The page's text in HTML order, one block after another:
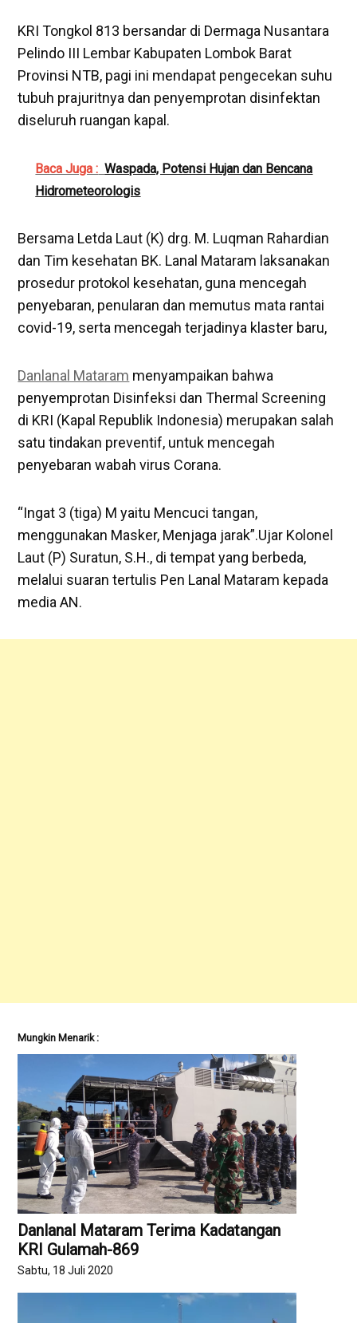
KRI Tongkol 813 bersandar di Dermaga Nusantara
Pelindo III Lembar Kabupaten Lombok Barat
Provinsi NTB, pagi ini mendapat pengecekan suhu
tubuh prajuritnya dan penyemprotan disinfektan
diseluruh ruangan kapal.
Baca Juga : Waspada, Potensi Hujan dan Bencana
Hidrometeorologis
Bersama Letda Laut (K) drg. M. Luqman Rahardian
dan Tim kesehatan BK. Lanal Mataram laksanakan
prosedur protokol kesehatan, guna mencegah
penyebaran, penularan dan memutus mata rantai
covid-19, serta mencegah terjadinya klaster baru,
Danlanal Mataram menyampaikan bahwa
penyemprotan Disinfeksi dan Thermal Screening
di KRI (Kapal Republik Indonesia) merupakan salah
satu tindakan preventif, untuk mencegah
penyebaran wabah virus Corana.
“Ingat 3 (tiga) M yaitu Mencuci tangan,
menggunakan Masker, Menjaga jarak”.Ujar Kolonel
Laut (P) Suratun, S.H., di tempat yang berbeda,
melalui suaran tertulis Pen Lanal Mataram kepada
media AN.
Mungkin Menarik :
Danlanal Mataram Terima Kadatangan
KRI Gulamah-869
Sabtu, 18 Juli 2020